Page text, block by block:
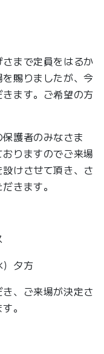
まで定員をはるか
賜りましたが、今
ます。ご希望の方
護者のみなさま
りますのでご来場
けさせて頂き、さ
きます。
）夕方
、ご来場が決定さ
。